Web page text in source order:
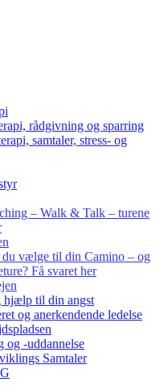
rådgivning og sparring
samtaler, stress- og
– Walk & Talk – turene
vælge til din Camino – og
Få svaret her
hjælp til din angst
og anerkendende ledelse
og -uddannelse
Samtaler